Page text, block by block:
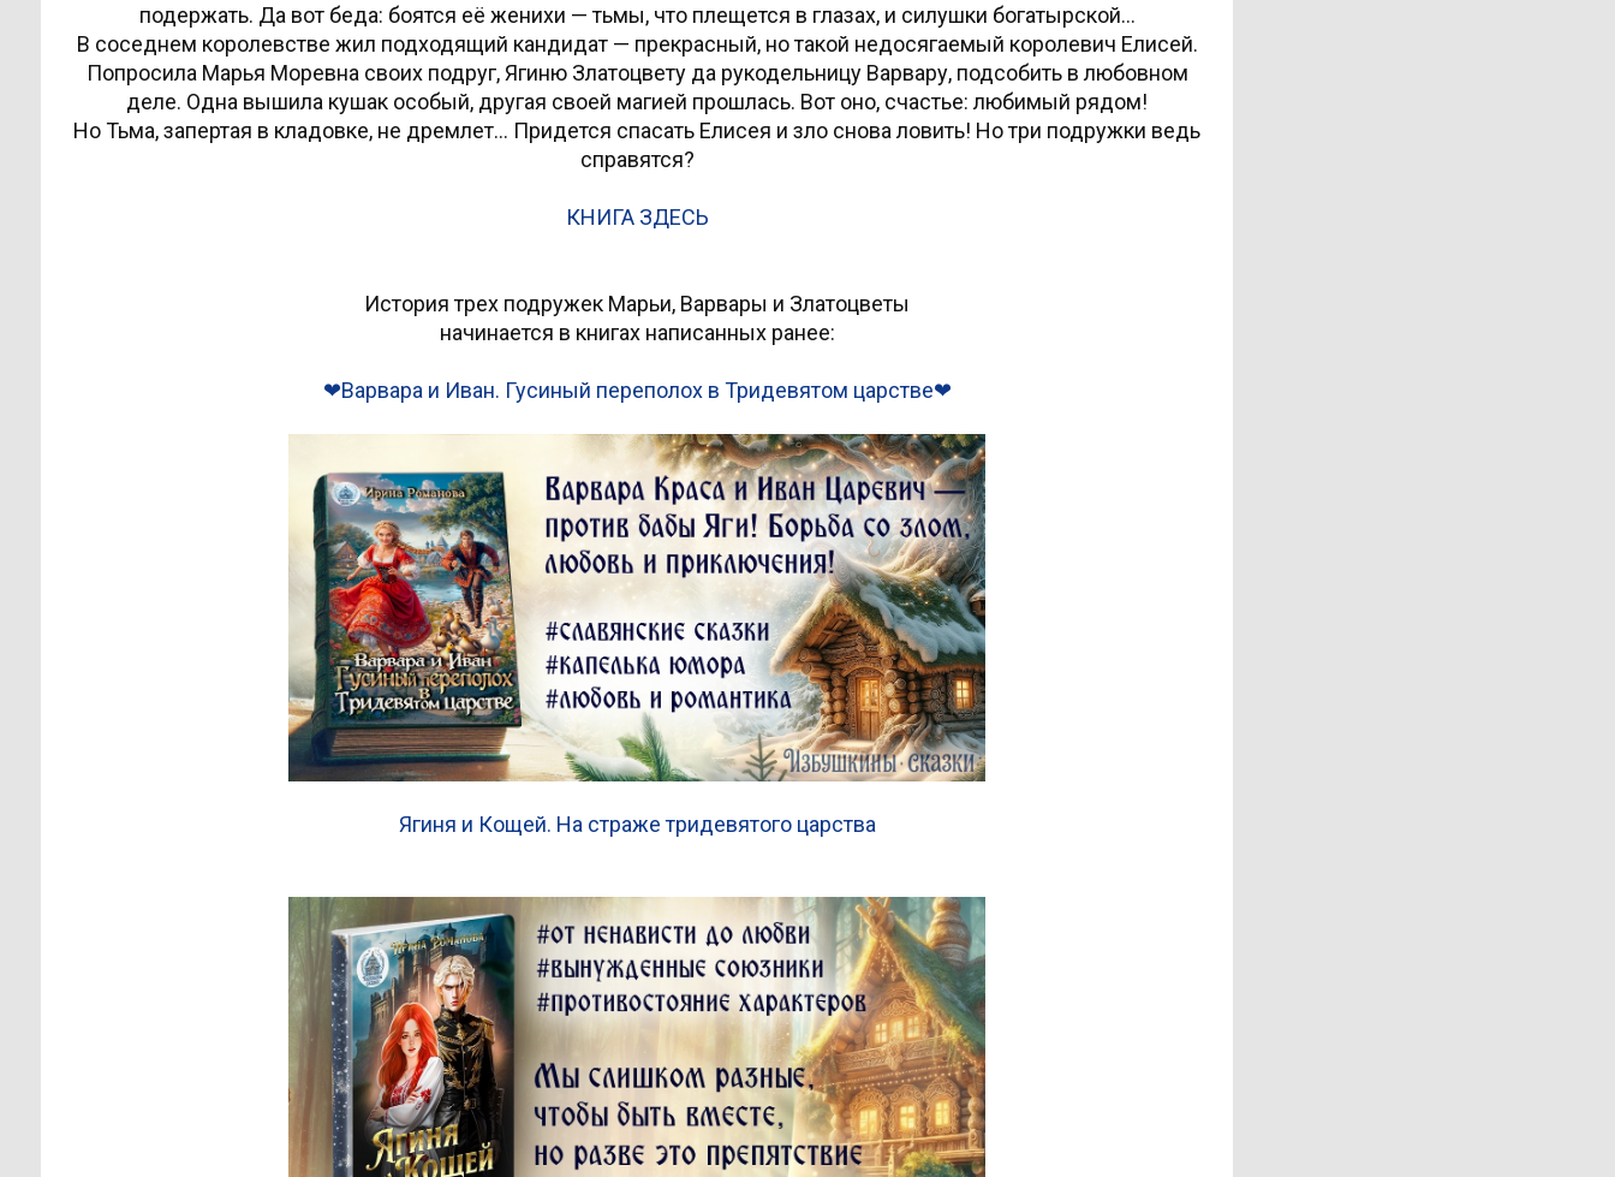
подержать. Да вот беда: боятся её женихи — тьмы, что плещется в глазах, и силушки богатырской…
В соседнем королевстве жил подходящий кандидат — прекрасный, но такой недосягаемый королевич Елисей.
Попросила Марья Моревна своих подруг, Ягиню Златоцвету да рукодельницу Варвару, подсобить в любовном
деле. Одна вышила кушак особый, другая своей магией прошлась. Вот оно, счастье: любимый рядом!
Но Тьма, запертая в кладовке, не дремлет… Придется спасать Елисея и зло снова ловить! Но три подружки ведь
справятся?
КНИГА ЗДЕСЬ
Историятрех подружек Марьи, Варвары и Златоцветы
начинается в книгах написанных ранее:
❤Варвара и Иван. Гусиный переполох в Тридевятом царстве❤
Ягиня и Кощей. На страже тридевятого царства